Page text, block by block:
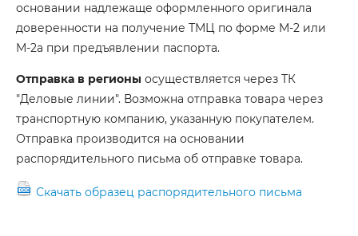
основании надлежаще оформленного оригинала
доверенности на получение ТМЦ по форме М-2 или
М-2а при предъявлении паспорта.
Отправка в регионы осуществляется через ТК
"Деловые линии". Возможна отправка товара через
транспортную компанию, указанную покупателем.
Отправка производится на основании
распорядительного письма об отправке товара.
Скачать образец распорядительного письма